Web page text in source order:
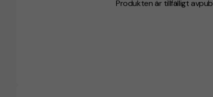
Produkten är tillfälligt